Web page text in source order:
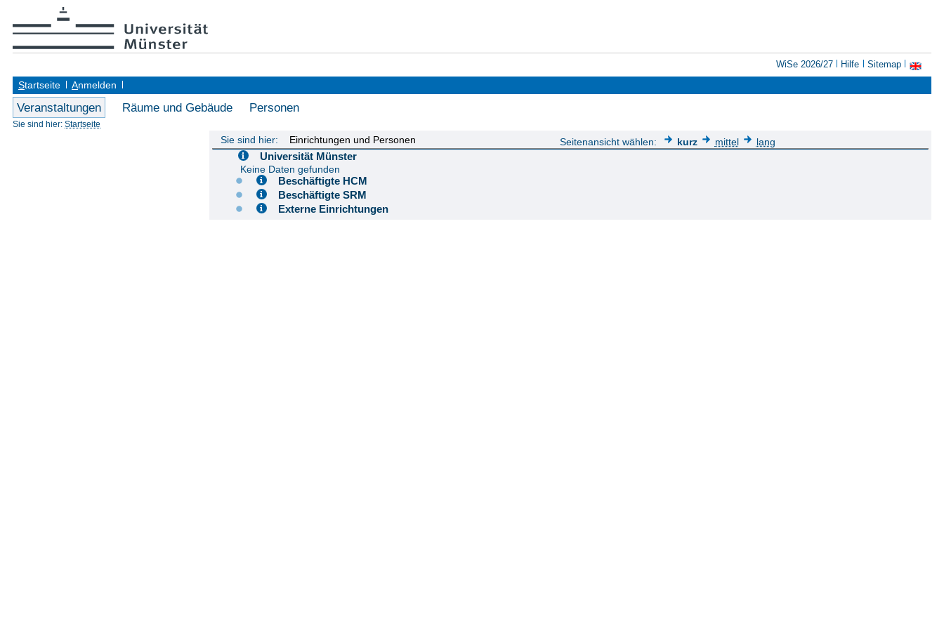
WiSe 2026/27 Hilfe
Sitemap
Startseite Anmelden
Veranstaltungen Räume und Gebäude Personen
Sie sind hier: Startseite
Sie sind hier: Einrichtungen und Personen Seitenansicht wählen: kurz mittel lang
Universität Münster
Keine Daten gefunden
Beschäftigte HCM
Beschäftigte SRM
Externe Einrichtungen